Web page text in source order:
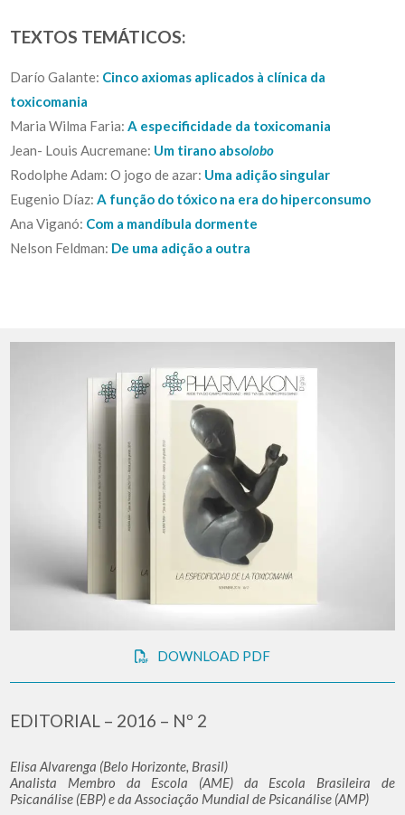
TEXTOS TEMÁTICOS:
Darío Galante: Cinco axiomas aplicados à clínica da
toxicomania
Maria Wilma Faria:A especificidade da toxicomania
Jean- Louis Aucremane: Um tirano absolobo
Rodolphe Adam: O jogo de azar: Uma adição singular
Eugenio Díaz: A função do tóxico na era do hiperconsumo
Ana Viganó: Com a mandíbula dormente
Nelson Feldman: De uma adição a outra
DOWNLOAD PDF
EDITORIAL – 2016 – Nº 2
Elisa Alvarenga (Belo Horizonte, Brasil)
Analista Membro da Escola (AME) da Escola Brasileira de
Psicanálise (EBP) e da Associação Mundial de Psicanálise (AMP)